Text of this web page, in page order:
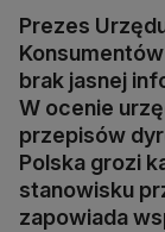
Prezes
brak jasnej
W ocenie
przepisów
Polska grozi
stanowisku
zapowiada